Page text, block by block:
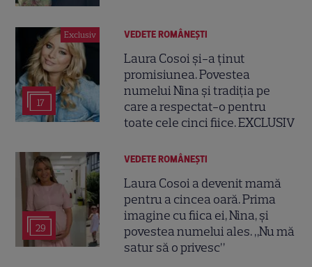
Exclusiv
17
VEDETE ROMÂNEŞTI
Laura Cosoi și-a ținut
promisiunea. Povestea
numelui Nina și tradiția pe
care a respectat-o pentru
toate cele cinci fiice. EXCLUSIV
29
VEDETE ROMÂNEŞTI
Laura Cosoi a devenit mamă
pentru a cincea oară. Prima
imagine cu fiica ei, Nina, și
povestea numelui ales. „Nu mă
satur să o privesc”